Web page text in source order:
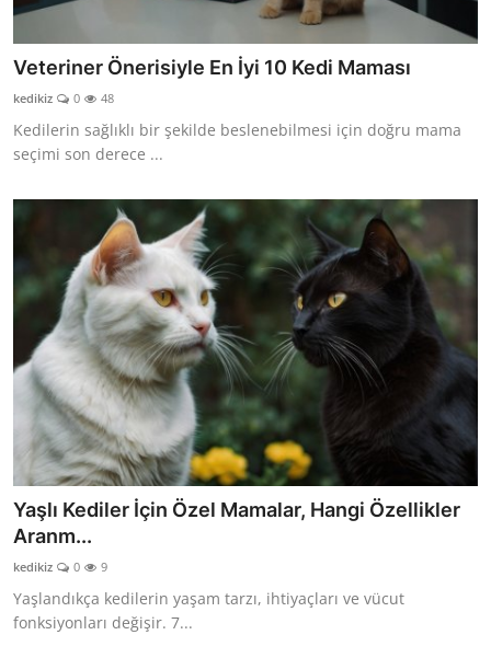
Veteriner Önerisiyle En İyi 10 Kedi Maması
kedikiz 0 48
Kedilerin sağlıklı bir şekilde beslenebilmesi için doğru mama
seçimi son derece ...
Yaşlı Kediler İçin Özel Mamalar, Hangi Özellikler
Aranm...
kedikiz 0 9
Yaşlandıkça kedilerin yaşam tarzı, ihtiyaçları ve vücut
fonksiyonları değişir. 7...